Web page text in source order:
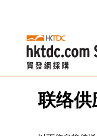
联络供